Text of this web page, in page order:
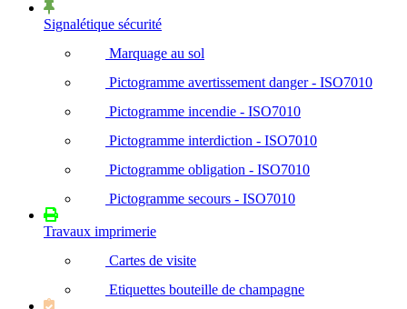
Signalétique sécurité
Marquage au sol
Pictogramme avertissement danger - ISO7010
Pictogramme incendie - ISO7010
Pictogramme interdiction - ISO7010
Pictogramme obligation - ISO7010
Pictogramme secours - ISO7010
Travaux imprimerie
Cartes de visite
Etiquettes bouteille de champagne